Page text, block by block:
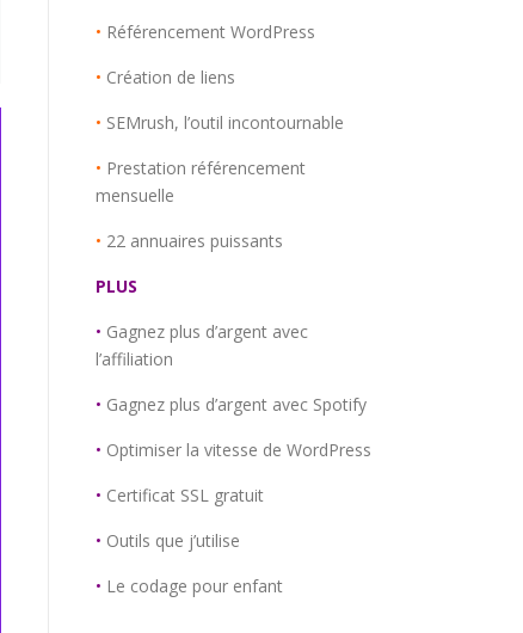
• Référencement WordPress
• Création de liens
• SEMrush, l’outil incontournable
• Prestation référencement
mensuelle
• 22 annuaires puissants
PLUS
• Gagnez plus d’argent avec
l’affiliation
• Gagnez plus d’argent avec Spotify
• Optimiser la vitesse de WordPress
• Certificat SSL gratuit
• Outils que j’utilise
• Le codage pour enfant